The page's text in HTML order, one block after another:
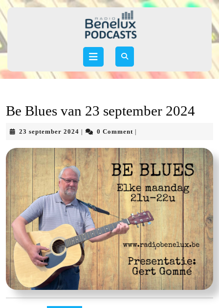
Skip
to
Open
Be Blues van 23 september 2024
23 september 2024 23
2024
0 Comment